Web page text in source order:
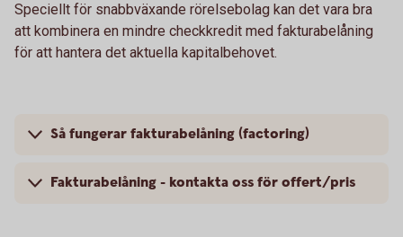
Speciellt för snabbväxande rörelsebolag kan det vara bra
att kombinera en mindre checkkredit med fakturabelåning
för att hantera det aktuella kapitalbehovet.
Så fungerar fakturabelåning (factoring)
Fakturabelåning - kontakta oss för offert/pris